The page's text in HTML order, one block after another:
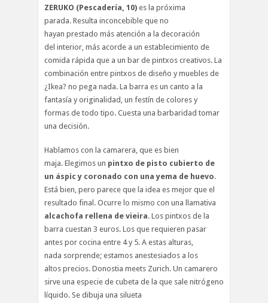
ZERUKO (Pescadería, 10) es la próxima
parada. Resulta inconcebible que no
hayan prestado más atención a la decoración
del interior, más acorde a un establecimiento de
comida rápida que a un bar de pintxos creativos. La
combinación entre pintxos de diseño y muebles de
¿Ikea? no pega nada. La barra es un canto a la
fantasía y originalidad, un festín de colores y
formas de todo tipo. Cuesta una barbaridad tomar
una decisión.
Hablamos con la camarera, que es bien
maja. Elegimos un pintxo de pisto cubierto de
un áspic y coronado con una yema de huevo.
Está bien, pero parece que la idea es mejor que el
resultado final. Ocurre lo mismo con una llamativa
alcachofa rellena de vieira. Los pintxos de la
barra cuestan 3 euros. Los que requieren pasar
antes por cocina entre 4 y 5. A estas alturas,
nada sorprende; estamos anestesiados a los
altos precios. Donostia meets Zurich. Un camarero
sirve una especie de cubeta de la que sale nitrógeno
líquido. Se dibuja una silueta